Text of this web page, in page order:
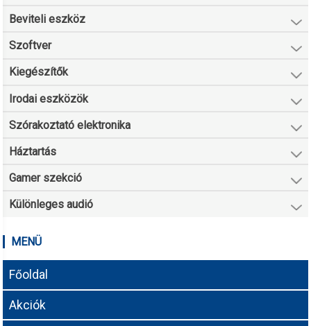
Beviteli eszköz
Szoftver
Kiegészítők
Irodai eszközök
Szórakoztató elektronika
Háztartás
Gamer szekció
Különleges audió
MENÜ
Főoldal
Akciók